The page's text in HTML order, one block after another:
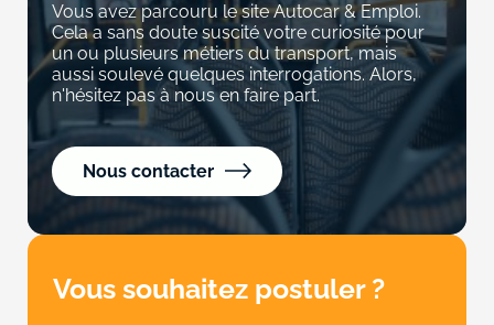
Vous avez parcouru le site Autocar & Emploi.
Cela a sans doute suscité votre curiosité pour
un ou plusieurs métiers du transport, mais
aussi soulevé quelques interrogations. Alors,
n'hésitez pas à nous en faire part.
Nous contacter
Vous souhaitez postuler ?